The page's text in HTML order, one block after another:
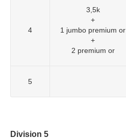
4
3,5k
+
1 jumbo premium or
+
2 premium or
5
Division 5